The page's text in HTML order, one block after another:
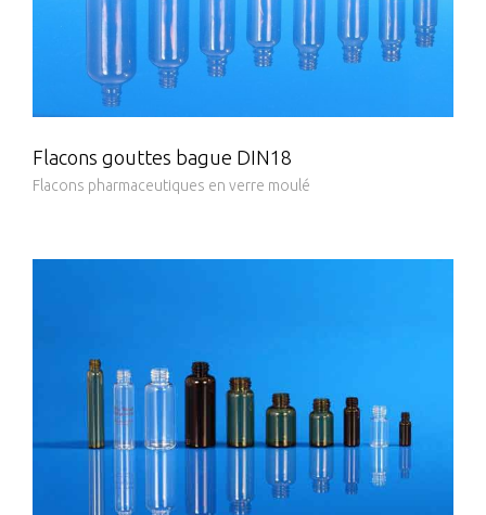
Flacons gouttes bague DIN18
Flacons pharmaceutiques en verre moulé